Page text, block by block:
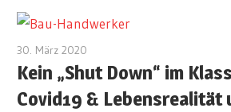
30. März 2020
Kein „Shut Down“ im
Covid19 & Lebensrealität